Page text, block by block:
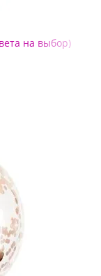
на выбор)